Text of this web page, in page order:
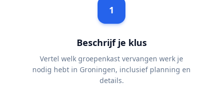
1
Beschrijf je klus
Vertel welk groepenkast vervangen werk je
nodig hebt in Groningen, inclusief planning en
details.